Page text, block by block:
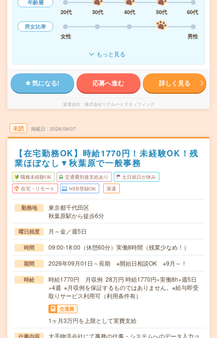
年齢層
20代
30代 40代 50代
60代
男女比率
女性
男性
もっと見る
気になる! 応募へ進む 詳しく見る
派遣会社 株式会社リクルートスタッフィング
未読 掲載日 2026/08/07
【在宅勤務OK】時給1770円！未経験OK！残
業ほぼなし▼秋葉原で一般事務
職種未経験OK 交通費別途支給あり 土日祝日が休み
在宅・リモート WEB登録OK 派遣
勤務地
東京都千代田区
秋葉原駅から徒歩6分
曜日頻度 月～金／週5日
時間 09:00-18:00（休憩60分）実働8時間（残業少なめ！）
期間 2026年09月01日～長期 ※開始日相談OK ※9月～！
時給
時給1770円 月収例 28万円 時給1770円×実働8h×週5日
×4週 ※月収例を保証するものではありません。※給与即受
取りサービス利用可（利用条件有）
交通費
1ヶ月3万円を上限として実費支給
仕事内容
大手物流会社にて事務の仕事・システムへのデータ入力⇒